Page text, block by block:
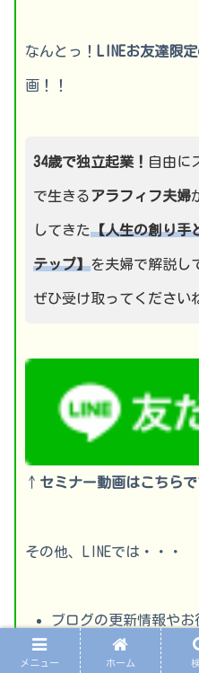
なんとっ！ LINEお友達限定
画！！
34歳で独立起業！ 自由に
で生きるアラフィフ夫婦
してきた【人生の創り手
テップ】を夫婦で解説し
ぜひ受け取ってください
↑ セミナー動画はこちらで
その他、LINEでは・・・
ブログの更新情報やお
田舎暮らしの本音
メニュー ホーム